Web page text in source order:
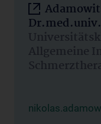
Dr.med.univ.
Allgemeine